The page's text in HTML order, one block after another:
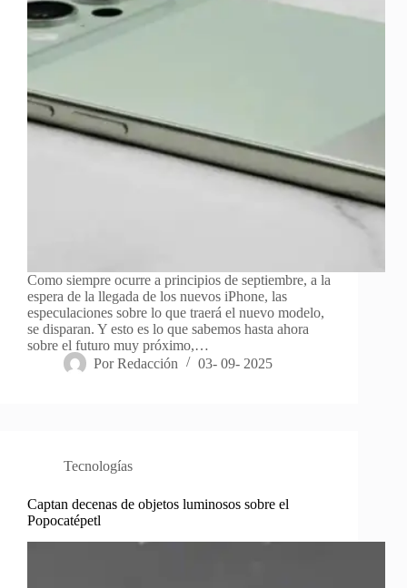
Como siempre ocurre a principios de septiembre, a la
espera de la llegada de los nuevos iPhone, las
especulaciones sobre lo que traerá el nuevo modelo,
se disparan. Y esto es lo que sabemos hasta ahora
sobre el futuro muy próximo,…
Por Redacción 03- 09- 2025
Tecnologías
Captan decenas de objetos luminosos sobre el
Popocatépetl